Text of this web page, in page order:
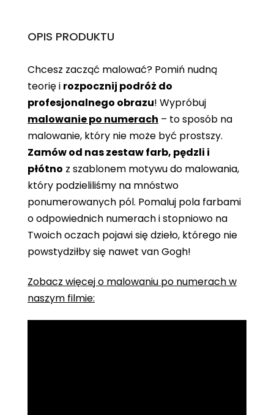
OPIS PRODUKTU
Chcesz zacząć malować? Pomiń nudną
teorię i rozpocznij podróż do
profesjonalnego obrazu! Wypróbuj
malowanie po numerach – to sposób na
malowanie, który nie może być prostszy.
Zamów od nas zestaw farb, pędzli i
płótno z szablonem motywu do malowania,
który podzieliliśmy na mnóstwo
ponumerowanych pól. Pomaluj pola farbami
o odpowiednich numerach i stopniowo na
Twoich oczach pojawi się dzieło, którego nie
powstydziłby się nawet van Gogh!
Zobacz więcej o malowaniu po numerach w
naszym filmie: